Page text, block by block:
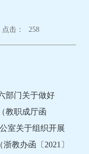
点击： 258
部门关于做好
教职成厅函
室关于组织开展
教办函〔2021〕